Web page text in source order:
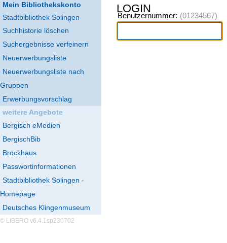
Mein Bibliothekskonto
Stadtbibliothek Solingen
Suchhistorie löschen
Suchergebnisse verfeinern
Neuerwerbungsliste
Neuerwerbungsliste nach
Gruppen
Erwerbungsvorschlag
weitere Angebote
Bergisch eMedien
BergischBib
Brockhaus
Passwortinformationen
Stadtbibliothek Solingen -
Homepage
Deutsches Klingenmuseum
© LIBERO v6.4.1sp230702
LOGIN
Benutzernummer: